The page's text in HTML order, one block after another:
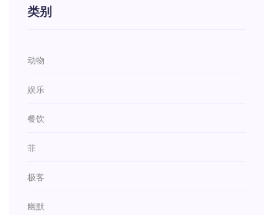
类别
动物
娱乐
餐饮
菲
极客
幽默